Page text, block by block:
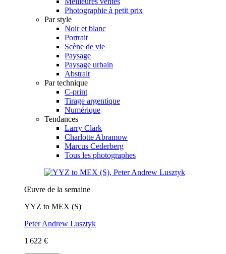
Photographie à petit prix
Par style
Noir et blanc
Portrait
Scène de vie
Paysage
Paysage urbain
Abstrait
Par technique
C-print
Tirage argentique
Numérique
Tendances
Larry Clark
Charlotte Abramow
Marcus Cederberg
Tous les photographes
Œuvre de la semaine
YYZ to MEX (S)
Peter Andrew Lusztyk
1 622 €